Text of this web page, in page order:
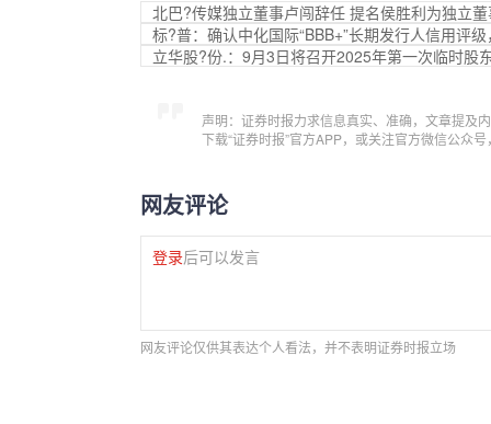
北巴?传媒独立董事卢闯辞任 提名侯胜利为独立
标?普：确认中化国际“BBB+”长期发行人信用评级
立华股?份.：9月3日将召开2025年第一次临时股
声明：证券时报力求信息真实、准确，文章提及
下载“证券时报”官方APP，或关注官方微信公众
网友评论
登录后可以发言
网友评论仅供其表达个人看法，并不表明证券时报立场